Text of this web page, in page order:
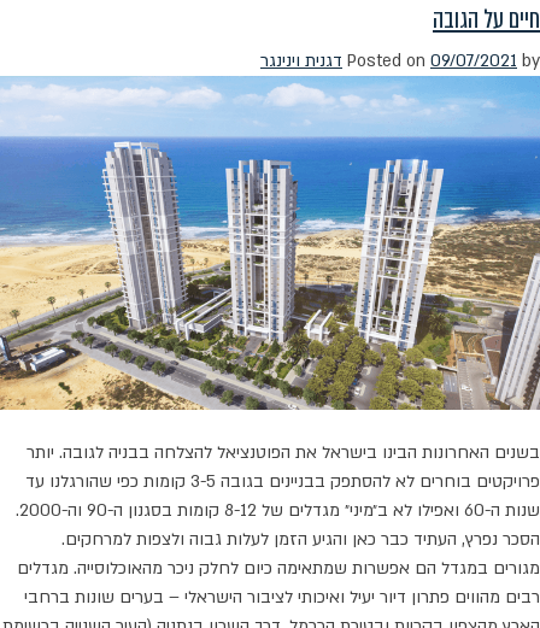
לפני
לקיחת
חיים על הגובה
Posted on 09/07/2021 by דגנית וינינגר
בשנים האחרונות הבינו בישראל את הפוטנציאל להצלחה בבניה לגובה. יותר
פרויקטים בוחרים לא להסתפק בבניינים בגובה 3-5 קומות כפי שהורגלנו עד
שנות ה-60 ואפילו לא ב״מיני״ מגדלים של 8-12 קומות בסגנון ה-90 וה-2000.
הסכר נפרץ, העתיד כבר כאן והגיע הזמן לעלות גבוה ולצפות למרחקים.
מגורים במגדל הם אפשרות שמתאימה כיום לחלק ניכר מהאוכלוסייה. מגדלים
רבים מהווים פתרון דיור יעיל ואיכותי לציבור הישראלי – בערים שונות ברחבי